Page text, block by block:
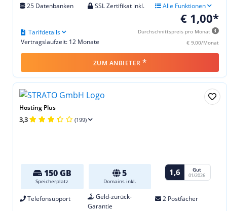
25 Datenbanken SSL Zertifikat inkl. Alle Funktionen
€ 1,00*
Durchschnittspreis pro Monat
€ 9,00/Monat
Vertragslaufzeit: 12 Monate
Tarifdetails
ZUM ANBIETER *
Hosting Plus
3,3 (199)
150 GB
Speicherplatz
5
Domains inkl.
1,6 Gut
01/2026
Telefonsupport
Geld-zurück-
Garantie
2 Postfächer